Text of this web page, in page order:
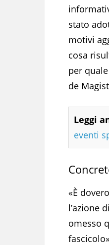
stato
motivi
cosa
per
de
Leggi
eventi
«È
l’azione
omesso